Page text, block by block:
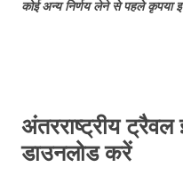
भारतीयों के लिए
कोई अन्य निर्णय लेने से पहले कृपया
अंतरराष्ट्रीय ट्रैवल
डाउनलोड करें